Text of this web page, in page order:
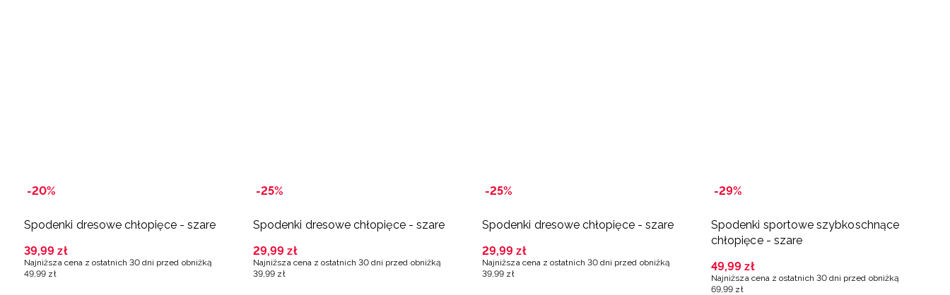
-20%
Spodenki dresowe chłopięce - szare
39,99 zł
Najniższa cena z ostatnich 30 dni przed obniżką
49,99 zł
-25%
Spodenki dresowe chłopięce - szare
29,99 zł
Najniższa cena z ostatnich 30 dni przed obniżką
39,99 zł
-25%
Spodenki dresowe chłopięce - szare
29,99 zł
Najniższa cena z ostatnich 30 dni przed obniżką
39,99 zł
-29%
Spodenki sportowe szybkoschnące
chłopięce - szare
49,99 zł
Najniższa cena z ostatnich 30 dni przed obniżką
69,99 zł